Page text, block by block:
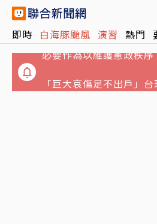
即時 白海豚颱風 演習 熱門
必要作為以維護憲政秩序
「巨大哀傷足不出戶」
聲 親揭長子身世